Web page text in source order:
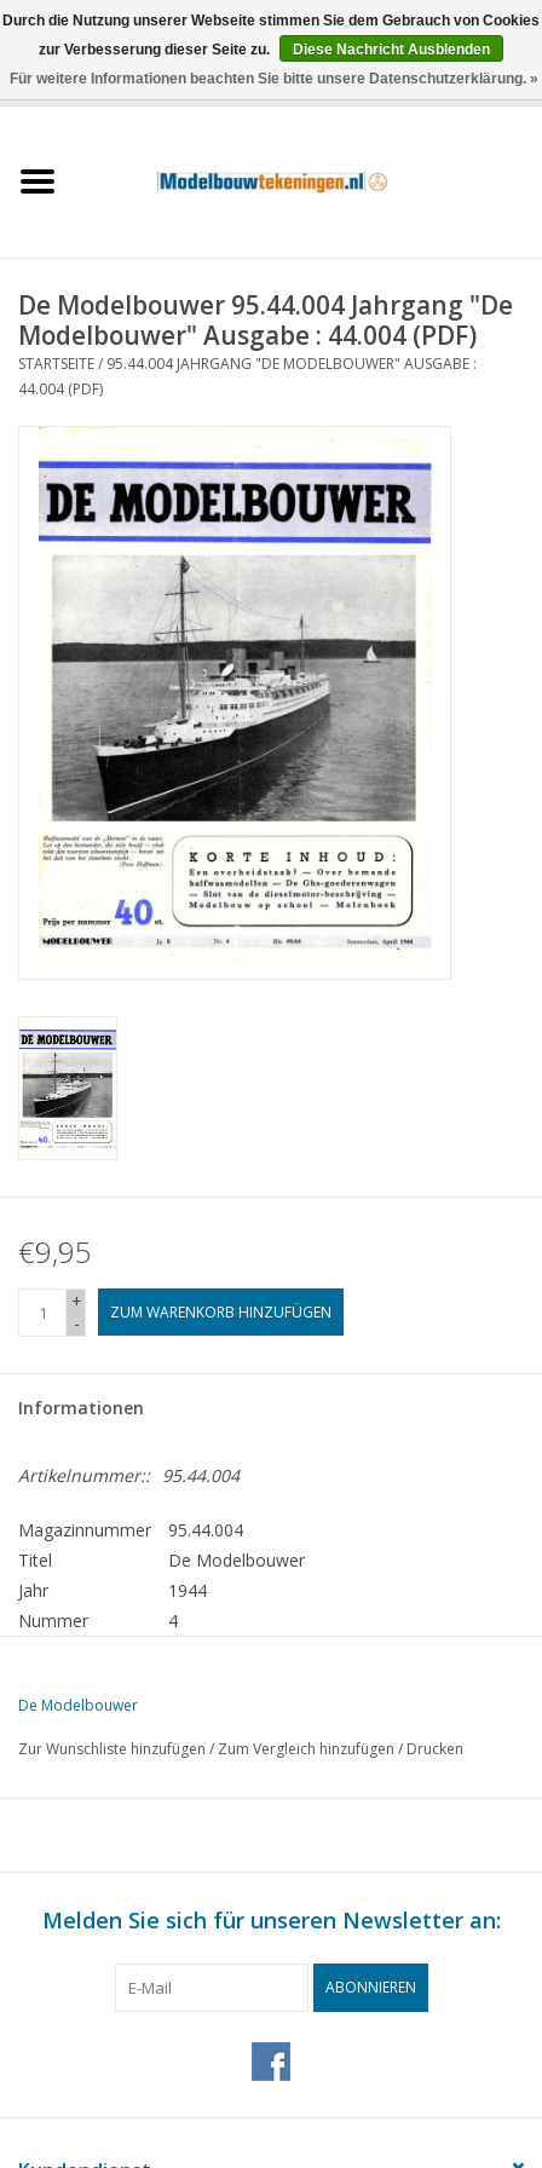
0 Artikel - €0,00
Schiffe
Holzbau
Landschaft
Maschinen
Dokumentation
Zeitschriften
Neue Zeichnungen
NEUE ZEITSCHRIFTEN
ABONNEMENT DER
MODELLBAUER
Baubeschreibungen
De Modelbouwer 95.44.004 Jahrgang "De
Modelbouwer" Ausgabe : 44.004 (PDF)
STARTSEITE/ 95.44.004 JAHRGANG "DE MODELBOUWER" AUSGABE :
44.004 (PDF)
€9,95
+
-
ZUM WARENKORB HINZUFÜGEN
Informationen
Artikelnummer:: 95.44.004
Magazinnummer
95.44.004
Titel
De Modelbouwer
Jahr
1944
Nummer
4
Modellflugzeugmotor Nova 1
Betriebsgröße Mühlen bei Rotterdam.
De Modelbouwer
Zur Wunschliste hinzufügen / Zum Vergleich hinzufügen / Drucken
Melden Sie sich für unseren Newsletter an:
ABONNIEREN
Durch die Nutzung unserer Webseite stimmen Sie dem Gebrauch von Cookies
zur Verbesserung dieser Seite zu.
Diese Nachricht Ausblenden
Für weitere Informationen beachten Sie bitte unsere Datenschutzerklärung. »